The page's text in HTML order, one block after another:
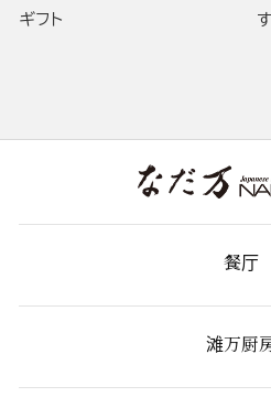
ギフト
す
餐厅
滩万厨